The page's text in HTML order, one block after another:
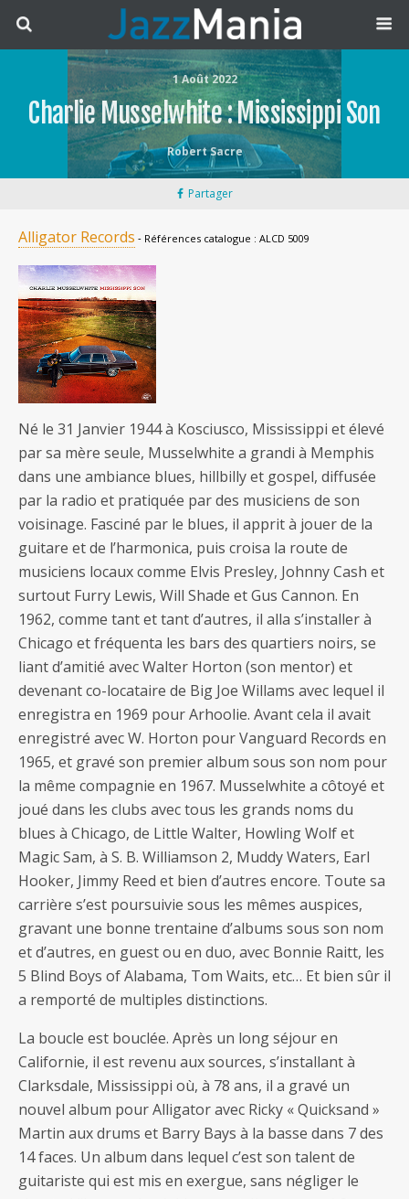
1 Août 2022
Charlie Musselwhite : Mississippi Son
Robert Sacre
Partager
Alligator Records ‐ Références catalogue : ALCD 5009
Né le 31 Janvier 1944 à Kosciusco, Mississippi et élevé
par sa mère seule, Musselwhite a grandi à Memphis
dans une ambiance blues, hillbilly et gospel, diffusée
par la radio et pratiquée par des musiciens de son
voisinage. Fasciné par le blues, il apprit à jouer de la
guitare et de l’harmonica, puis croisa la route de
musiciens locaux comme Elvis Presley, Johnny Cash et
surtout Furry Lewis, Will Shade et Gus Cannon. En
1962, comme tant et tant d’autres, il alla s’installer à
Chicago et fréquenta les bars des quartiers noirs, se
liant d’amitié avec Walter Horton (son mentor) et
devenant co-locataire de Big Joe Willams avec lequel il
enregistra en 1969 pour Arhoolie. Avant cela il avait
enregistré avec W. Horton pour Vanguard Records en
1965, et gravé son premier album sous son nom pour
la même compagnie en 1967. Musselwhite a côtoyé et
joué dans les clubs avec tous les grands noms du
blues à Chicago, de Little Walter, Howling Wolf et
Magic Sam, à S. B. Williamson 2, Muddy Waters, Earl
Hooker, Jimmy Reed et bien d’autres encore. Toute sa
carrière s’est poursuivie sous les mêmes auspices,
gravant une bonne trentaine d’albums sous son nom
et d’autres, en guest ou en duo, avec Bonnie Raitt, les
5 Blind Boys of Alabama, Tom Waits, etc… Et bien sûr il
a remporté de multiples distinctions.
La boucle est bouclée. Après un long séjour en
Californie, il est revenu aux sources, s’installant à
Clarksdale, Mississippi où, à 78 ans, il a gravé un
nouvel album pour Alligator avec Ricky « Quicksand »
Martin aux drums et Barry Bays à la basse dans 7 des
14 faces. Un album dans lequel c’est son talent de
guitariste qui est mis en exergue, sans négliger le